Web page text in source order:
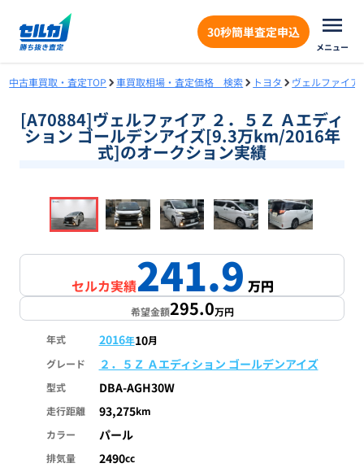
30秒簡単査定申込
メニュー
中古車買取・査定TOP 車買取相場・査定価格 検索 トヨタ ヴェルファイア
[A70884]ヴェルファイア ２．５Ｚ Ａエディ
ション ゴールデンアイズ[9.3万km/2016年
式]のオークション実績
1/18
セルカ実績241.9万円
希望金額295.0万円
年式 2016年10月
グレード
２．５Ｚ Ａエディション ゴールデンアイズ
型式 DBA-AGH30W
走行距離 93,275km
カラー
パール
排気量 2490cc